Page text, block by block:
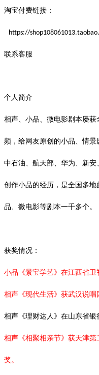
淘宝付费链接：
https://
联系客服
个人简介
相声、小品、微电影剧本屡
频，给网友原创的小品、情
中石油、航天部、华为、新
创作小品的经历，是全国多
品、微电影等剧本一千多个。
获奖情况：
小品《景宝学艺》在江西省卫
相声《现代生活》获武汉说唱
相声《理财达人》在山东省银
相声《相聚相亲节》获天津第
奖。